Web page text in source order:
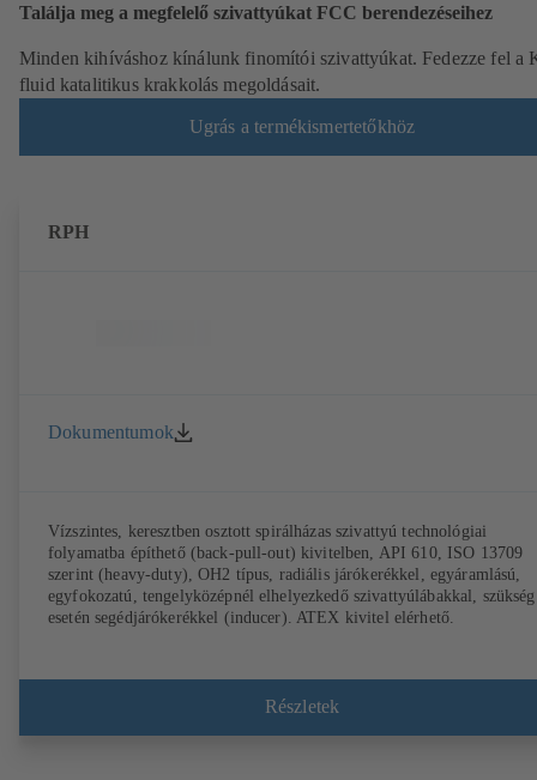
Találja meg a megfelelő szivattyúkat FCC berendezéseihez
Minden kihíváshoz kínálunk finomítói szivattyúkat. Fedezze fel a
fluid katalitikus krakkolás megoldásait.
Ugrás a termékismertetőkhöz
RPH
Dokumentumok
Vízszintes, keresztben osztott spirálházas szivattyú technológiai
folyamatba építhető (back-pull-out) kivitelben, API 610, ISO 13709
szerint (heavy-duty), OH2 típus, radiális járókerékkel, egyáramlású,
egyfokozatú, tengelyközépnél elhelyezkedő szivattyúlábakkal, szükség
esetén segédjárókerékkel (inducer). ATEX kivitel elérhető.
Részletek